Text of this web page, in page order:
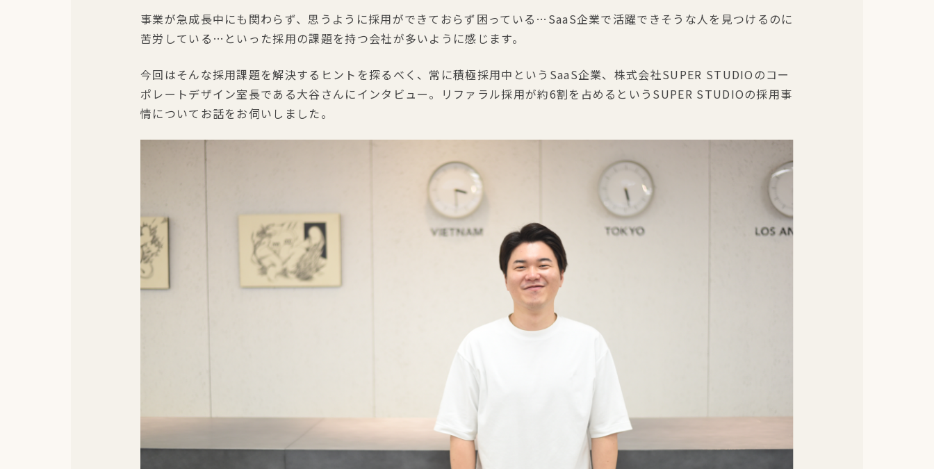
事業が急成長中にも関わらず、思うように採用ができておらず困っている…SaaS企業で活躍できそうな人を見つけるのに
苦労している…といった採用の課題を持つ会社が多いように感じます。
今回はそんな採用課題を解決するヒントを探るべく、常に積極採用中というSaaS企業、株式会社SUPER STUDIOのコー
ポレートデザイン室長である大谷さんにインタビュー。リファラル採用が約6割を占めるというSUPER STUDIOの採用事
情についてお話をお伺いしました。